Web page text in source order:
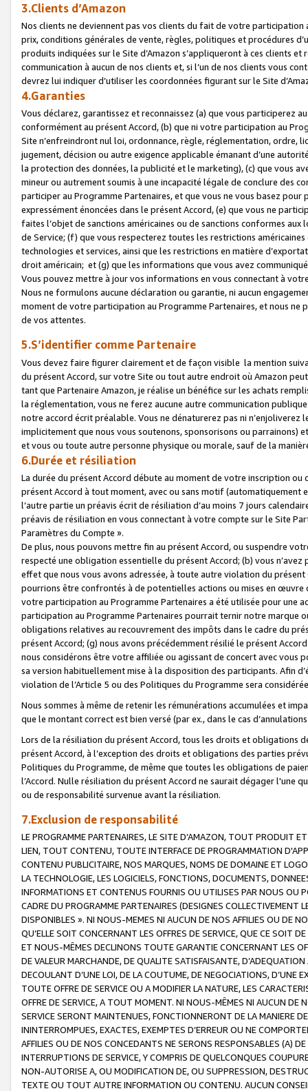
3.Clients d’Amazon
Nos clients ne deviennent pas vos clients du fait de votre
prix, conditions générales de vente, règles, politiques et procédures
produits indiquées sur le Site d’Amazon s’appliqueront à ces clients
communication à aucun de nos clients et, si l’un de nos clients vous
devrez lui indiquer d’utiliser les coordonnées figurant sur le Site
4.Garanties
Vous déclarez, garantissez et reconnaissez (a) que vous participerez
conformément au présent Accord, (b) que ni votre participation au
Site n’enfreindront nul loi, ordonnance, règle, réglementation, ordre,
jugement, décision ou autre exigence applicable émanant d’une
la protection des données, la publicité et le marketing), (c) que vous
mineur ou autrement soumis à une incapacité légale de conclure des
participer au Programme Partenaires, et que vous ne vous basez
expressément énoncées dans le présent Accord, (e) que vous ne
faites l’objet de sanctions américaines ou de sanctions conformes
de Service; (f) que vous respecterez toutes les restrictions
technologies et services, ainsi que les restrictions en matière
droit américain; et (g) que les informations que vous avez
Vous pouvez mettre à jour vos informations en vous connectant à
Nous ne formulons aucune déclaration ou garantie, ni aucun
moment de votre participation au Programme Partenaires, et nous
de vos attentes.
5.S’identifier comme Partenaire
Vous devez faire figurer clairement et de façon visible la mention
du présent Accord, sur votre Site ou tout autre endroit où Amazon
tant que Partenaire Amazon, je réalise un bénéfice sur les achats
la réglementation, vous ne ferez aucune autre communication
notre accord écrit préalable. Vous ne dénaturerez pas ni
implicitement que nous vous soutenons, sponsorisons ou parrainons)
et vous ou toute autre personne physique ou morale, sauf de la
6.Durée et résiliation
La durée du présent Accord débute au moment de votre inscription
présent Accord à tout moment, avec ou sans motif (automatiquement
l’autre partie un préavis écrit de résiliation d’au moins 7 jours
préavis de résiliation en vous connectant à votre compte sur le Site
Paramètres du Compte ».
De plus, nous pouvons mettre fin au présent Accord, ou suspendre
respecté une obligation essentielle du présent Accord; (b) vous
effet que nous vous avons adressée, à toute autre violation du
pourrions être confrontés à de potentielles actions ou mises en
votre participation au Programme Partenaires a été utilisée pour une
participation au Programme Partenaires pourrait ternir notre marque
obligations relatives au recouvrement des impôts dans le cadre du
présent Accord; (g) nous avons précédemment résilié le présent
nous considérons être votre affiliée ou agissant de concert avec vous
sa version habituellement mise à la disposition des participants. Afin
violation de l’Article 5 ou des Politiques du Programme sera
Nous sommes à même de retenir les rémunérations accumulées et
que le montant correct est bien versé (par ex., dans le cas
Lors de la résiliation du présent Accord, tous les droits et obligations
présent Accord, à l’exception des droits et obligations des parties
Politiques du Programme, de même que toutes les obligations de
l’Accord. Nulle résiliation du présent Accord ne saurait dégager l'une
ou de responsabilité survenue avant la résiliation.
7.Exclusion de responsabilité
LE PROGRAMME PARTENAIRES, LE SITE D’AMAZON, TOUT PRODUIT
LIEN, TOUT CONTENU, TOUTE INTERFACE DE PROGRAMMATION
CONTENU PUBLICITAIRE, NOS MARQUES, NOMS DE DOMAINE ET
LA TECHNOLOGIE, LES LOGICIELS, FONCTIONS, DOCUMENTS,
INFORMATIONS ET CONTENUS FOURNIS OU UTILISES PAR NOUS OU
CADRE DU PROGRAMME PARTENAIRES (DESIGNES COLLECTIVEMENT
DISPONIBLES ». NI NOUS-MEMES NI AUCUN DE NOS AFFILIES OU DE
QU’ELLE SOIT CONCERNANT LES OFFRES DE SERVICE, QUE CE SOIT
ET NOUS-MÊMES DECLINONS TOUTE GARANTIE CONCERNANT LES
DE VALEUR MARCHANDE, DE QUALITE SATISFAISANTE,
DECOULANT D’UNE LOI, DE LA COUTUME, DE NEGOCIATIONS, D’UNE
TOUTE OFFRE DE SERVICE OU A MODIFIER LA NATURE, LES
OFFRE DE SERVICE, A TOUT MOMENT. NI NOUS-MÊMES NI AUCUN DE
SERVICE SERONT MAINTENUES, FONCTIONNERONT DE LA MANIERE
ININTERROMPUES, EXACTES, EXEMPTES D’ERREUR OU NE
AFFILIES OU DE NOS CONCEDANTS NE SERONS RESPONSABLES (A)
INTERRUPTIONS DE SERVICE, Y COMPRIS DE QUELCONQUES
NON-AUTORISE A, OU MODIFICATION DE, OU SUPPRESSION,
TEXTE OU TOUT AUTRE INFORMATION OU CONTENU. AUCUN